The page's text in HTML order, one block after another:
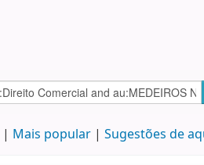
Mais popular Sugestões de